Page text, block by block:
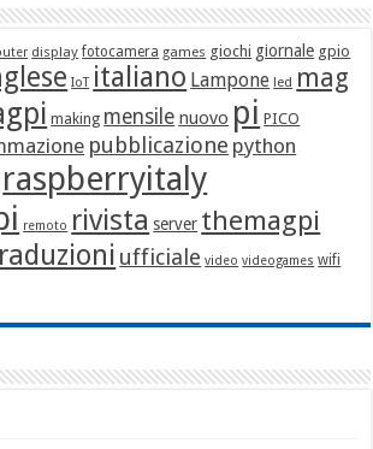
display fotocamera games giochi giornale gpio
IoT italiano Lampone led mag
making mensile nuovo pi PICO
pubblicazione python
raspberryitaly
remoto rivista server themagpi
ufficiale video videogames wifi